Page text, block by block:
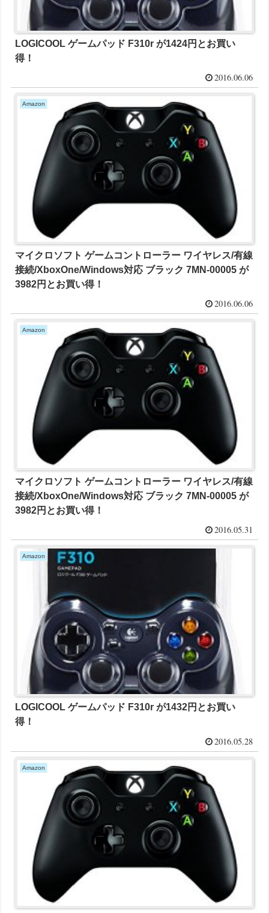
LOGICOOL ゲームパッド F310r が1424円とお買い
得！
2016.06.06
Amazon
マイクロソフト ゲームコントローラー ワイヤレス/有線
接続/XboxOne/Windows対応 ブラック 7MN-00005 が
3982円とお買い得！
2016.06.06
Amazon
マイクロソフト ゲームコントローラー ワイヤレス/有線
接続/XboxOne/Windows対応 ブラック 7MN-00005 が
3982円とお買い得！
2016.05.31
Amazon
LOGICOOL ゲームパッド F310r が1432円とお買い
得！
2016.05.28
Amazon